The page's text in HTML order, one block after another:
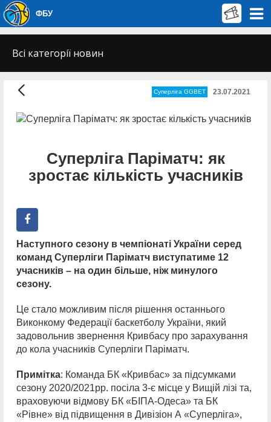
ФБУ
Всі категорії новин
Суперліга GGBET 23.07.2021
Суперліга Паріматч: як
зростає кількість учасників
Наступного сезону в чемпіонаті України серед
команд Суперліги Паріматч виступатиме 12
учасників – на один більше, ніж минулого
сезону.
Це стало можливим після рішення останнього
Виконкому Федерації баскетболу України, який
задовольнив звернення Кривбасу про зарахування
до кола учасників Суперліги Паріматч.
Примітка: Команда БК «Кривбас» за підсумками
сезону 2020/2021рр. посіла 3-є місце у Вищій лізі та,
враховуючи відмову БК «БІПА-Одеса» та БК
«Рівне» від підвищення в Дивізіон А «Суперліга»,